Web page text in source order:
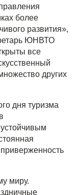
более
развития»,
ЮНВТО
все
других
дня туризма
миру.